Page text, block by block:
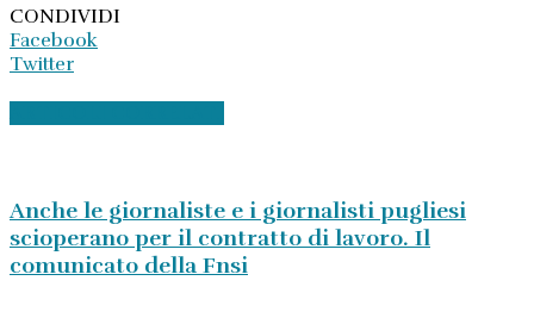
CONDIVIDI
Facebook
Twitter
Anche le giornaliste e i giornalisti pugliesi
scioperano per il contratto di lavoro. Il
comunicato della Fnsi